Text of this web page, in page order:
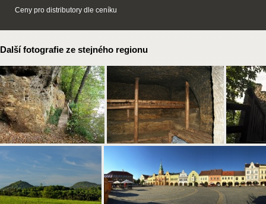
Ceny pro distributory dle ceníku
Další fotografie ze stejného regionu